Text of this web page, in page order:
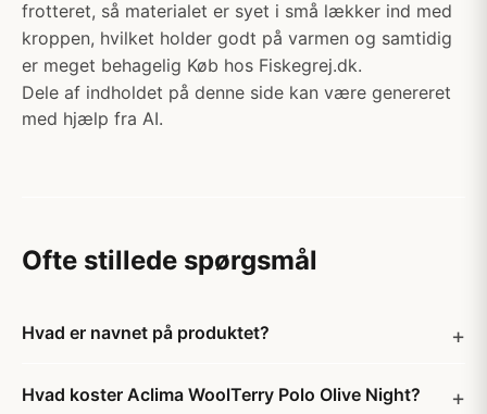
frotteret, så materialet er syet i små lækker ind med
kroppen, hvilket holder godt på varmen og samtidig
er meget behagelig Køb hos Fiskegrej.dk.
Dele af indholdet på denne side kan være genereret
med hjælp fra AI.
Ofte stillede spørgsmål
Hvad er navnet på produktet?
Hvad koster Aclima WoolTerry Polo Olive Night?